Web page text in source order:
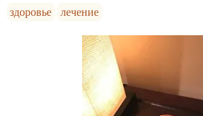
здоровье лечение